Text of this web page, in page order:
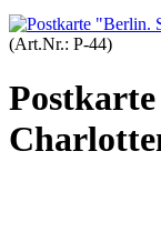
(Art.Nr.: P-44)